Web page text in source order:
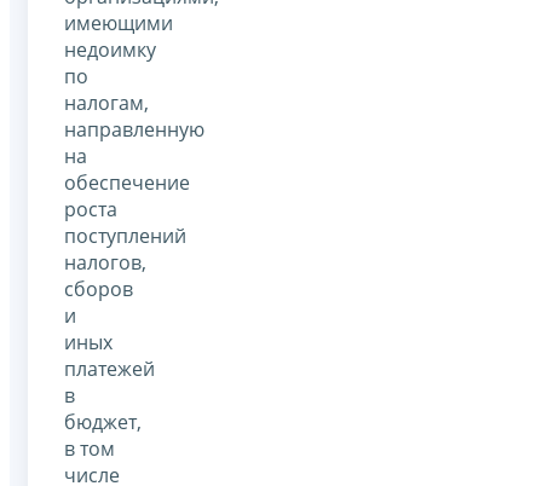
имеющими
недоимку
по
налогам,
направленную
на
обеспечение
роста
поступлений
налогов,
сборов
и
иных
платежей
в
бюджет,
в том
числе